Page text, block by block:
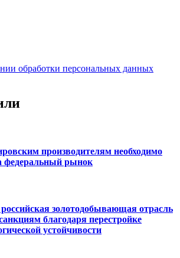
обработки персональных данных
производителям необходимо
федеральный рынок
золотодобывающая отрасль
благодаря перестройке
устойчивости